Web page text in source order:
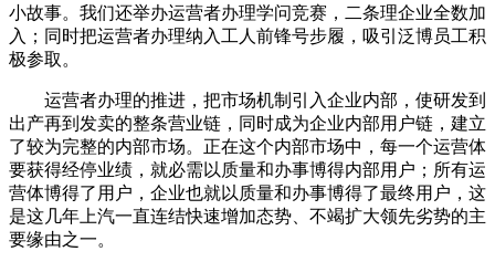
小故事。我们还举办运营者办理学问竞赛，二条理企业全数加
入；同时把运营者办理纳入工人前锋号步履，吸引泛博员工积
极参取。
运营者办理的推进，把市场机制引入企业内部，使研发到
出产再到发卖的整条营业链，同时成为企业内部用户链，建立
了较为完整的内部市场。正在这个内部市场中，每一个运营体
要获得经停业绩，就必需以质量和办事博得内部用户；所有运
营体博得了用户，企业也就以质量和办事博得了最终用户，这
是这几年上汽一直连结快速增加态势、不竭扩大领先劣势的主
要缘由之一。